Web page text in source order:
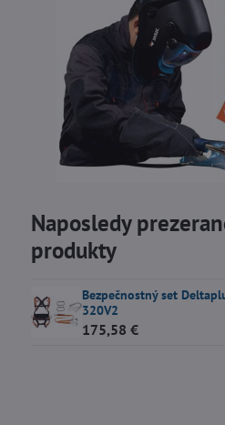
Naposledy
produkty
Bezpečnostný set
320V2
175,58 €